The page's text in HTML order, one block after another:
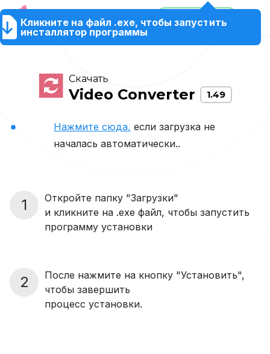
Продукты Магазин Помощь 80% Скидка
Скачать
Video Converter 1.49
Нажмите сюда, если загрузка не
началась автоматически..
1
Откройте папку "Загрузки"
и кликните на .exe файл, чтобы запустить
программу установки
2
После нажмите на кнопку "Установить",
чтобы завершить
процесс установки.
Кликните на файл .exe, чтобы запустить
инсталлятор программы